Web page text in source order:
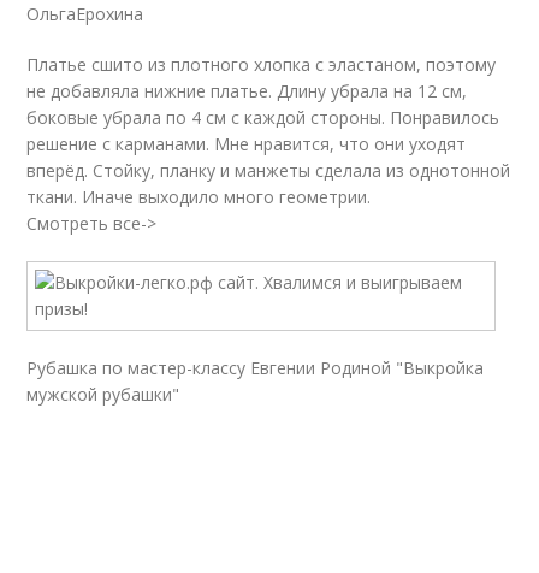
ОльгаЕрохина
Платье сшито из плотного хлопка с эластаном, поэтому
не добавляла нижние платье. Длину убрала на 12 см,
боковые убрала по 4 см с каждой стороны. Понравилось
решение с карманами. Мне нравится, что они уходят
вперёд. Стойку, планку и манжеты сделала из однотонной
ткани. Иначе выходило много геометрии.
Смотреть все->
Рубашка по мастер-классу Евгении Родиной "Выкройка
мужской рубашки"